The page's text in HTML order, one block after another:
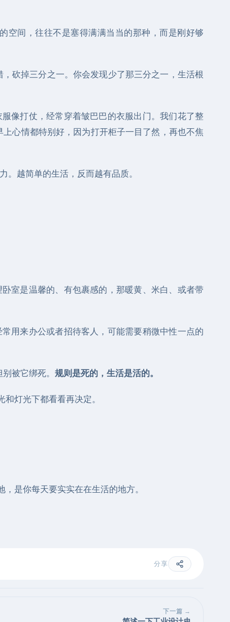
空间，往往不是塞得满满当当的那种，而是刚好够
，砍掉三分之一。你会发现少了那三分之一，生活根
像打仗，经常穿着皱巴巴的衣服出门。我们花了整
心情都特别好，因为打开柜子一目了然，再也不焦
。越简单的生活，反而越有品质。
室是温馨的、有包裹感的，那暖黄、米白、或者带
用来办公或者招待客人，可能需要稍微中性一点的
被它绑死。 规则是死的，生活是活的。
灯光下都看看再决定。
是你每天要实实在在生活的地方。
分享
下一篇 →